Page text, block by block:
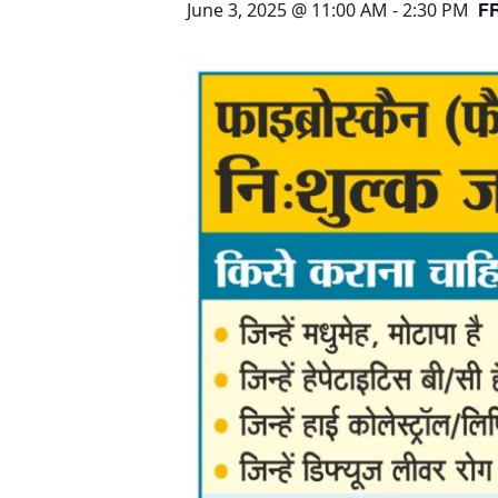
June 3, 2025 @ 11:00 AM -2:30 PM